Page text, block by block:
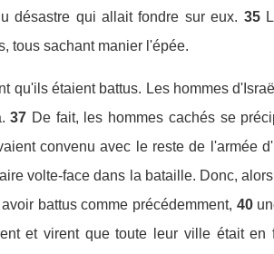
désastre qui allait fondre sur eux. 35
tous sachant manier l'épée.
qu'ils étaient battus. Les hommes
37 De fait, les hommes cachés se
convenu avec le reste de l'armée
volte-face dans la bataille. Donc,
battus comme précédemment, 40
et virent que toute leur ville était en